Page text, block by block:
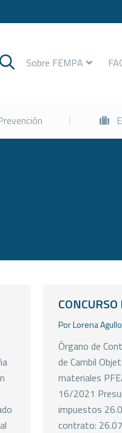
Sobre FEMPA
PorLorena Agullo
Órgano de
de Cambil
materiales
16/2021
impuestos
contrato:
Prevención